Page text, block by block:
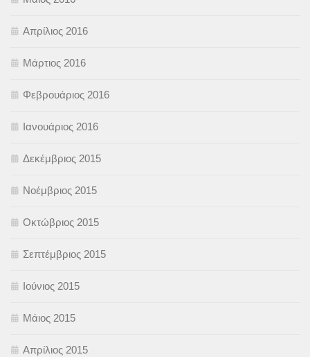
Απρίλιος 2016
Μάρτιος 2016
Φεβρουάριος 2016
Ιανουάριος 2016
Δεκέμβριος 2015
Νοέμβριος 2015
Οκτώβριος 2015
Σεπτέμβριος 2015
Ιούνιος 2015
Μάιος 2015
Απρίλιος 2015